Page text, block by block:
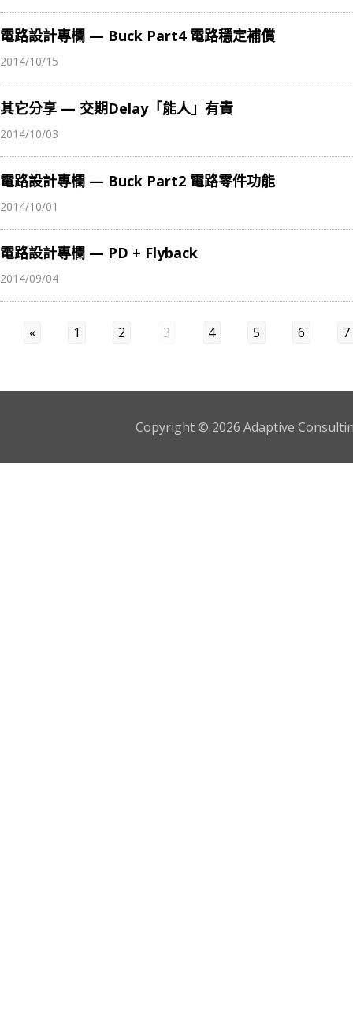
電路設計專欄 — Buck Part4 電路穩定補償
2014/10/15
其它分享 — 交期Delay「能人」有責
2014/10/03
電路設計專欄 — Buck Part2 電路零件功能
2014/10/01
電路設計專欄 — PD + Flyback
2014/09/04
« 1 2 3 4 5 6 7
Copyright © 2026 Adaptive